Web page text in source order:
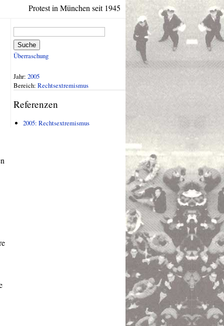
Protest in München seit 1945
Suche
Überraschung
Jahr: 2005
Bereich: Rechtsextremismus
Referenzen
2005: Rechtsextremismus